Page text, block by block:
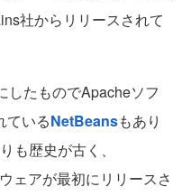
社からリリースされて
たものでApacheソフ
ているNetBeansもあり
も歴史が古く、
ェアが最初にリリースさ